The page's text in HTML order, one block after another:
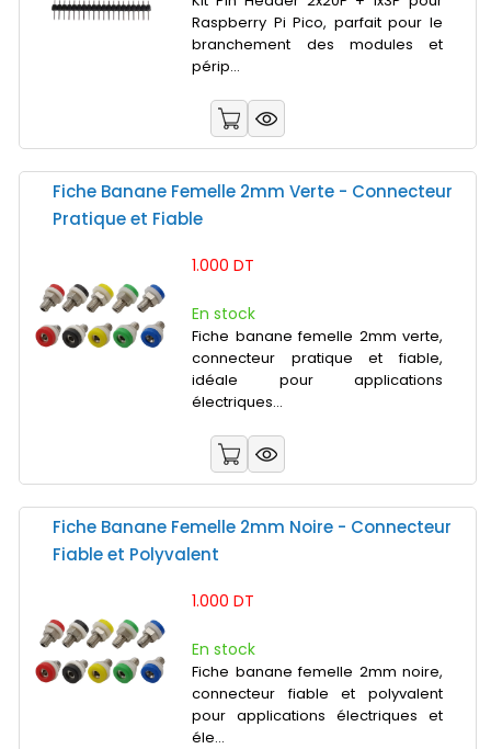
Raspberry Pi Pico, parfait pour le
branchement des modules et
périp...
Fiche Banane Femelle 2mm Verte - Connecteur
Pratique et Fiable
1.000 DT
En stock
Fiche banane femelle 2mm verte,
connecteur pratique et fiable,
idéale pour applications
électriques...
Fiche Banane Femelle 2mm Noire - Connecteur
Fiable et Polyvalent
1.000 DT
En stock
Fiche banane femelle 2mm noire,
connecteur fiable et polyvalent
pour applications électriques et
éle...